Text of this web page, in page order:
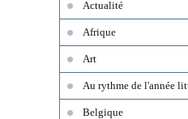
Actualité
Afrique
Art
Au rythme de l'année
Belgique